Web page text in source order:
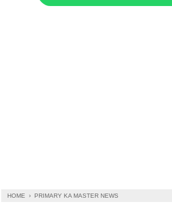
HOME › PRIMARY KA MASTER NEWS